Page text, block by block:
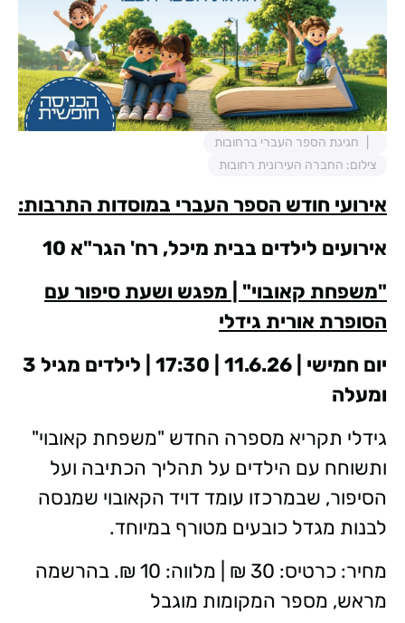
חגיגת הספר העברי ברחובות
צילום: החברה העירונית רחובות
אירועי חודש הספר העברי במוסדות התרבות:
אירועים לילדים בבית מיכל, רח' הגר"א 10
"משפחת קאובוי" | מפגש ושעת סיפור עם
הסופרת אורית גידלי
יום חמישי | 11.6.26 | 17:30 | לילדים מגיל 3
ומעלה
גידלי תקריא מספרה החדש "משפחת קאובוי"
ותשוחח עם הילדים על תהליך הכתיבה ועל
הסיפור, שבמרכזו עומד דויד הקאובוי שמנסה
לבנות מגדל כובעים מטורף במיוחד.
מחיר: כרטיס: 30 ₪ | מלווה: 10 ₪. בהרשמה
מראש, מספר המקומות מוגבל